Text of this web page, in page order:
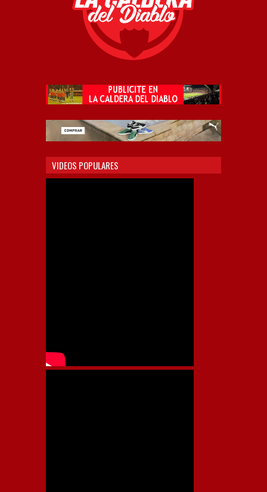
VIDEOS POPULARES